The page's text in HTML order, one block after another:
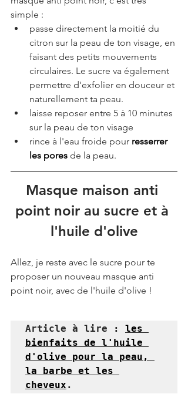
simple :
passe directement la moitié du
citron sur la peau de ton visage, en
faisant des petits mouvements
circulaires. Le sucre va également
permettre d'exfolier en douceur et
naturellement ta peau.
laisse reposer entre 5 à 10 minutes
sur la peau de ton visage
rince à l'eau froide pour resserrer
les pores de la peau.
Masque maison anti
point noir au sucre et à
l'huile d'olive
Allez, je reste avec le sucre pour te
proposer un nouveau masque anti
point noir, avec de l'huile d'olive !
Article à lire : les
bienfaits de l'huile
d'olive pour la peau,
la barbe et les
cheveux .